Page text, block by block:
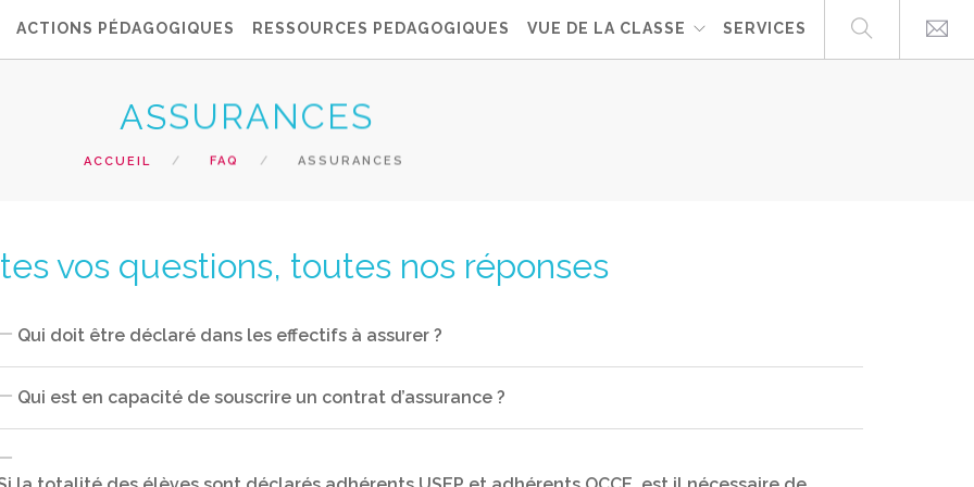
ACTIONS PÉDAGOGIQUES RESSOURCES PEDAGOGIQUES VUE DE LA CLASSE SERVICES
ASSURANCES
ACCUEIL FAQ ASSURANCES
vos questions, toutes nos réponses
Qui doit être déclaré dans les effectifs à assurer ?
(au moins un par classe).
Qui est en capacité de souscrire un contrat d’assurance ?